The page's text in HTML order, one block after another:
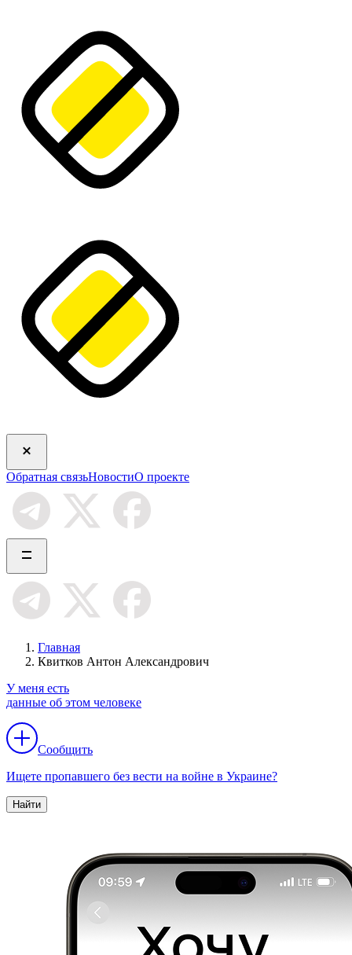
Обратная связьНовостиО проекте
Главная
Квитков Антон Александрович
У меня есть
данные об этом человеке
Сообщить
Ищете пропавшего без вести на войне в Украине?
Найти